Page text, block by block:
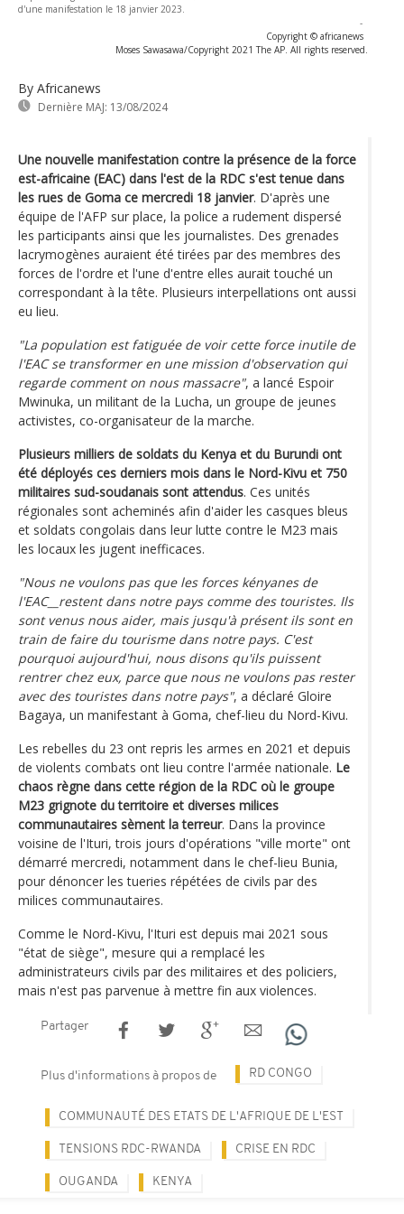
d'une manifestation le 18 janvier 2023.
-
Copyright © africanews
Moses Sawasawa/Copyright 2021 The AP. All rights reserved.
By Africanews
Dernière MAJ: 13/08/2024
Une nouvelle manifestation contre la présence de la force
est-africaine (EAC) dans l'est de la RDC s'est tenue dans
les rues de Goma ce mercredi 18 janvier. D'après une
équipe de l'AFP sur place, la police a rudement dispersé
les participants ainsi que les journalistes. Des grenades
lacrymogènes auraient été tirées par des membres des
forces de l'ordre et l'une d'entre elles aurait touché un
correspondant à la tête. Plusieurs interpellations ont aussi
eu lieu.
"La population est fatiguée de voir cette force inutile de
l'EAC se transformer en une mission d'observation qui
regarde comment on nous massacre", a lancé Espoir
Mwinuka, un militant de la Lucha, un groupe de jeunes
activistes, co-organisateur de la marche.
Plusieurs milliers de soldats du Kenya et du Burundi ont
été déployés ces derniers mois dans le Nord-Kivu et 750
militaires sud-soudanais sont attendus. Ces unités
régionales sont acheminés afin d'aider les casques bleus
et soldats congolais dans leur lutte contre le M23 mais
les locaux les jugent inefficaces.
"Nous ne voulons pas que les forces kényanes de
l'EAC__restent dans notre pays comme des touristes. Ils
sont venus nous aider, mais jusqu'à présent ils sont en
train de faire du tourisme dans notre pays. C'est
pourquoi aujourd'hui, nous disons qu'ils puissent
rentrer chez eux, parce que nous ne voulons pas rester
avec des touristes dans notre pays", a déclaré Gloire
Bagaya, un manifestant à Goma, chef-lieu du Nord-Kivu.
Les rebelles du 23 ont repris les armes en 2021 et depuis
de violents combats ont lieu contre l'armée nationale. Le
chaos règne dans cette région de la RDC où le groupe
M23 grignote du territoire et diverses milices
communautaires sèment la terreur. Dans la province
voisine de l'Ituri, trois jours d'opérations "ville morte" ont
démarré mercredi, notamment dans le chef-lieu Bunia,
pour dénoncer les tueries répétées de civils par des
milices communautaires.
Comme le Nord-Kivu, l'Ituri est depuis mai 2021 sous
"état de siège", mesure qui a remplacé les
administrateurs civils par des militaires et des policiers,
mais n'est pas parvenue à mettre fin aux violences.
Partager
Plus d'informations à propos de RD CONGO
COMMUNAUTÉ DES ETATS DE L'AFRIQUE DE L'EST
TENSIONS RDC-RWANDA CRISE EN RDC
OUGANDA KENYA